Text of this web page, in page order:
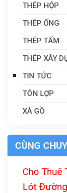
THÉP HỘP
THÉP ỐNG
THÉP TẤM
THÉP XÂY
TIN TỨC
TÔN LỢP
XÀ GỒ
CÙNG
Cho Thuê
Lót